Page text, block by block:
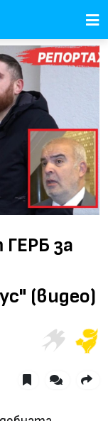
за
(видео)